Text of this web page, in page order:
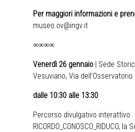
Per maggiori informazioni e
museo.ov@ingv.it
∞∞∞∞
Venerdì 26 gennaio | Sede
Vesuviano, Via dell’Osservatorio
dalle 10:30 alle 13:30
Percorso divulgativo interattivo
RICORDO_CONOSCO_RIDUCO,